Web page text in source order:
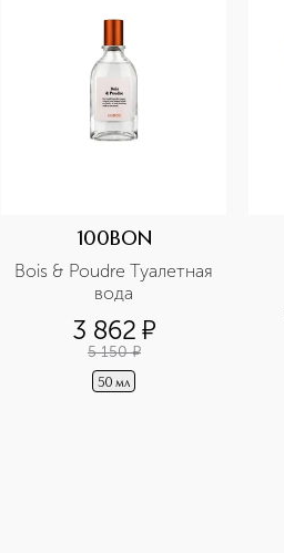
100BON
Bois & Poudre Туалетная
вода
3 862 ¤
5 150 ¤
50 мл